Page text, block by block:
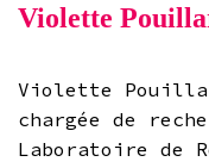
Violette
Violette
chargée de
Laboratoire de